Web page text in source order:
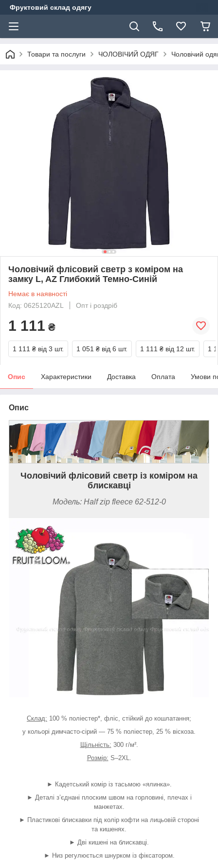
Фруктовий склад одягу
Товари та послуги ЧОЛОВІЧИЙ ОДЯГ Чоловічий
Чоловічий флісовий светр з коміром на
замку L, AZ Глибокий Темно-Синій
Немає в наявності
Код: 0625120AZL
Опт і роздріб
1 111 ₴
1 111 ₴ від 3 шт. 1 051 ₴ від 6 шт. 1 111 ₴ від 12 шт. 1
Опис Характеристики Доставка Оплата Умови
Опис
Чоловічий флісовий светр із коміром на
блискавці
Модель: Half zip fleece 62-512-0
Склад: 100 % поліестер*, фліс, стійкий до кошлатання;
у кольорі димчасто-сірий — 75 % поліестер, 25 % віскоза.
Щільність: 300 г/м².
Розмір: S–2XL.
► Кадетський комір із тасьмою «ялинка».
► Деталі з’єднані плоским швом на горловині, плечах і
манжетах.
► Пластикові блискавки під колір кофти на лицьовій стороні
та кишенях.
► Дві кишені на блискавці.
► Низ регулюється шнурком із фіксатором.